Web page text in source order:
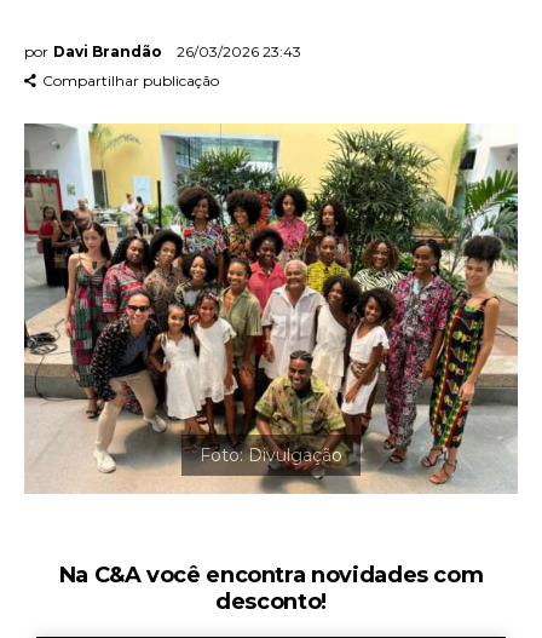
por Davi Brandão
26/03/2026 23:43
Compartilhar publicação
Na C&A você encontra novidades com
desconto!